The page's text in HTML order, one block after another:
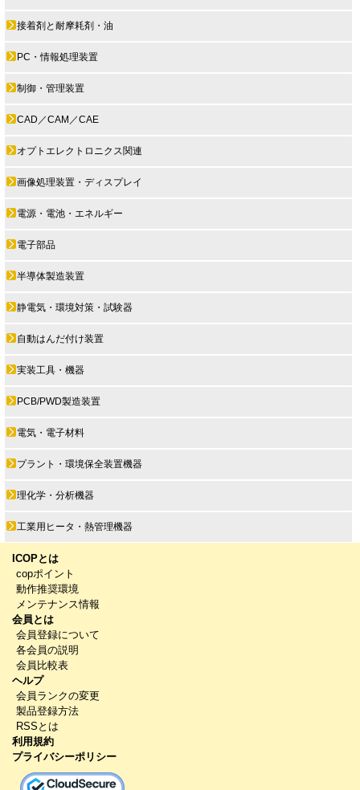
接着剤と耐摩耗剤・油
PC・情報処理装置
制御・管理装置
CAD／CAM／CAE
オプトエレクトロニクス関連
画像処理装置・ディスプレイ
電源・電池・エネルギー
電子部品
半導体製造装置
静電気・環境対策・試験器
自動はんだ付け装置
実装工具・機器
PCB/PWD製造装置
電気・電子材料
プラント・環境保全装置機器
理化学・分析機器
工業用ヒータ・熱管理機器
ICOPとは
copポイント
動作推奨環境
メンテナンス情報
会員とは
会員登録について
各会員の説明
会員比較表
ヘルプ
会員ランクの変更
製品登録方法
RSSとは
利用規約
プライバシーポリシー